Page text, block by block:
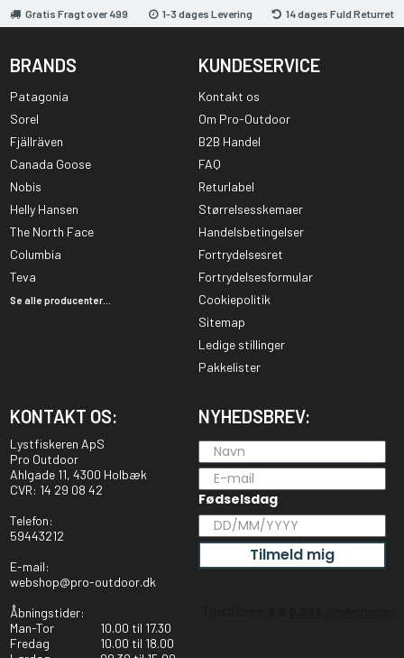
Gratis Fragt over 499 1-3 dages Levering 14 dages Fuld Returret
BRANDS
Patagonia
Sorel
Fjällräven
Canada Goose
Nobis
Helly Hansen
The North Face
Columbia
Teva
Se alle producenter...
KUNDESERVICE
Kontakt os
Om Pro-Outdoor
B2B Handel
FAQ
Returlabel
Størrelsesskemaer
Handelsbetingelser
Fortrydelsesret
Fortrydelsesformular
Cookiepolitik
Sitemap
Ledige stillinger
Pakkelister
KONTAKT OS:
Lystfiskeren ApS
Pro Outdoor
Ahlgade 11, 4300 Holbæk
CVR: 14 29 08 42
Telefon:
59443212
E-mail:
webshop@pro-outdoor.dk
Åbningstider:
Man-Tor
10.00 til 17.30
Fredag
10.00 til 18.00
NYHEDSBREV:
Fødselsdag
Tilmeld mig